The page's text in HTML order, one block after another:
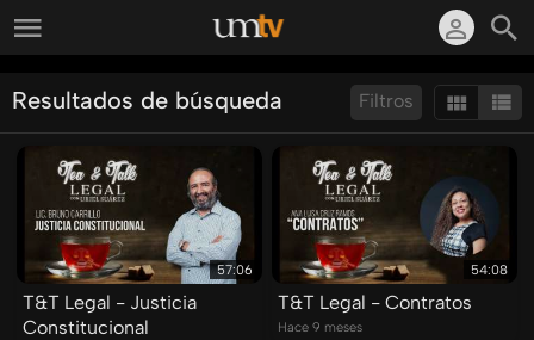
Filtros
Resultados de búsqueda
Ordenar por:
Mostrar:
Resultados/Pág.:
57:06
T&T Legal - Justicia
Constitucional
54:08
T&T Legal - Contratos
Hace 9 meses